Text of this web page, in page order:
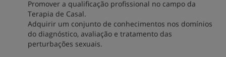
Promover a qualificação profissional no campo da
Terapia de Casal.
Adquirir um conjunto de conhecimentos nos domínios
do diagnóstico, avaliação e tratamento das
perturbações sexuais.